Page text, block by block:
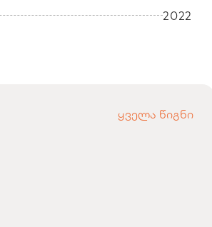
2022
ყველა წიგნი